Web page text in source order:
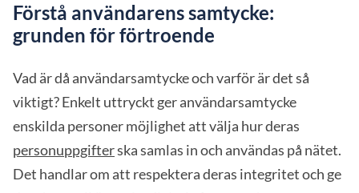
Förstå användarens samtycke:
grunden för förtroende
Vad är då användarsamtycke och varför är det så
viktigt? Enkelt uttryckt ger användarsamtycke
enskilda personer möjlighet att välja hur deras
personuppgifterska samlas in och användas på nätet.
Det handlar om att respektera deras integritet och ge